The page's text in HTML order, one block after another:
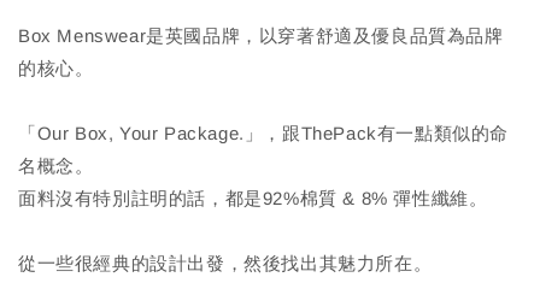
Box Menswear是英國品牌，以穿著舒適及優良品質為品牌
的核心。
「Our Box, Your Package.」，跟ThePack有一點類似的命
名概念。
面料沒有特別註明的話，都是92%棉質 & 8% 彈性纖維。
從一些很經典的設計出發，然後找出其魅力所在。